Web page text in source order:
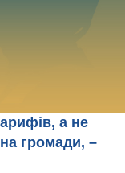
а не
громади, –